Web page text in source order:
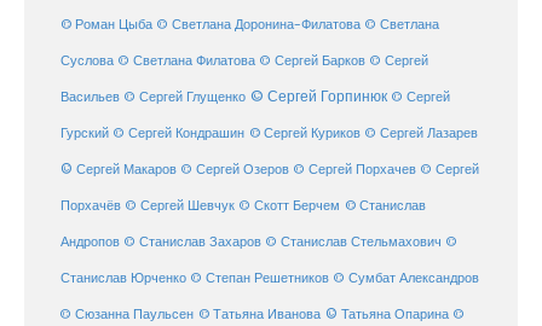
© Роман Цыба © Светлана Доронина-Филатова © Светлана
Суслова © Светлана Филатова © Сергей Барков © Сергей
Васильев © Сергей Глущенко © Сергей Горпинюк © Сергей
Гурский © Сергей Кондрашин © Сергей Куриков © Сергей Лазарев
© Сергей Макаров © Сергей Озеров © Сергей Порхачев © Сергей
Порхачёв © Сергей Шевчук © Скотт Берчем © Станислав
Андропов © Станислав Захаров © Станислав Стельмахович ©
Станислав Юрченко © Степан Решетников © Сумбат Александров
© Сюзанна Паульсен © Татьяна Иванова © Татьяна Опарина ©